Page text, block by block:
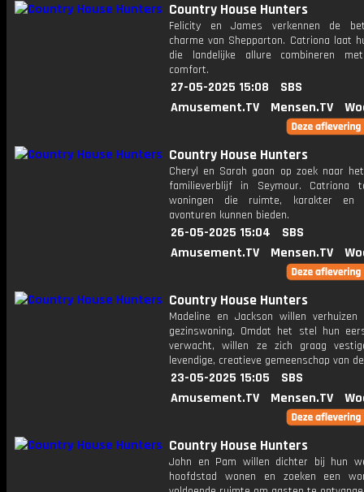
Country House Hunters
Felicity en James verkennen de
charme van Shepparton. Catriona laat
die landelijke allure combineren
comfort.
27-05-2025 15:08
SBS
Amusement.TV
Mensen.TV
Country House Hunters
Cheryl en Sarah gaan op zoek naar
familieverblijf in Seymour. Catriona
woningen die ruimte, karakter en
avonturen kunnen bieden.
26-05-2025 15:04
SBS
Amusement.TV
Mensen.TV
Country House Hunters
Madeline en Jackson willen verhuizen
gezinswoning. Omdat het stel hun
verwacht, willen ze zich graag
levendige, creatieve gemeenschap van
23-05-2025 15:05
SBS
Amusement.TV
Mensen.TV
Country House Hunters
John en Pam willen dichter bij hun
hoofdstad wonen en zoeken een